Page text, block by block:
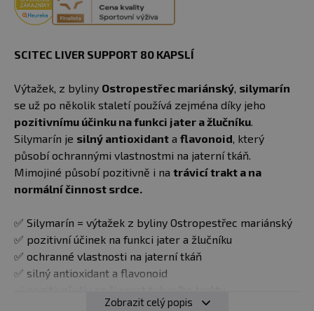
SCITEC LIVER SUPPORT 80 KAPSLÍ
Výtažek, z byliny Ostropestřec mariánský, silymarín
se už po několik staletí používá zejména díky jeho
pozitivnímu účinku na funkci jater a žlučníku.
Silymarín je silný antioxidant a flavonoid, který
působí ochrannými vlastnostmi na jaterní tkáň.
Mimojiné působí pozitivně i na trávicí trakt a na
normální činnost srdce.
✅ Silymarín = výtažek z byliny Ostropestřec mariánský
✅ pozitivní účinek na funkci jater a žlučníku
✅ ochranné vlastnosti na jaterní tkáň
✅ silný antioxidant a flavonoid
✅ pozitivní vliv na normální činnost srdce
Zobrazit celý popis